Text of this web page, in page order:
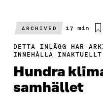
ARCHIVED
Beräknad
17 min
DETTA INLÄGG HAR
INNEHÅLLA
Hundra
samhället